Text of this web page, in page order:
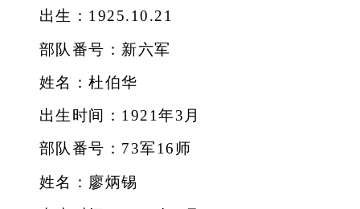
出生：1925.10.21
部队番号：新六军
姓名：杜伯华
出生时间：1921年3月
部队番号：73军16师
姓名：廖炳锡